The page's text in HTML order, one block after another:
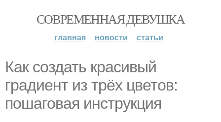
СОВРЕМЕННАЯ ДЕВУШКА
главная новости статьи
Как создать красивый
градиент из трёх цветов:
пошаговая инструкция